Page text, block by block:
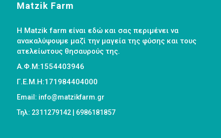
Matzik Farm
Η Matzik farm είναι εδώ και σας περιμένει να
ανακαλύψουμε μαζί την μαγεία της φύσης και τους
ατελείωτους θησαυρούς της.
Α.Φ.Μ:1554403946
Γ.Ε.Μ.Η:171984404000
Email: info@matzikfarm.gr
Τηλ: 2311279142 | 6986181857